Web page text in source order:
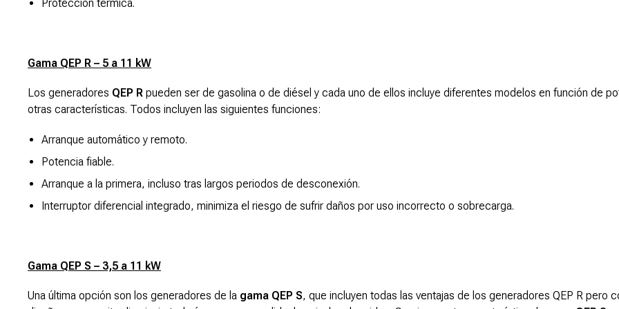
Protección térmica.
Gama QEP R – 5 a 11 kW
Los generadores QEP R pueden ser de gasolina o de diésel y cada uno de ellos incluye diferentes modelos en función de
otras características. Todos incluyen las siguientes funciones:
Arranque automático y remoto.
Potencia fiable.
Arranque a la primera, incluso tras largos periodos de desconexión.
Interruptor diferencial integrado, minimiza el riesgo de sufrir daños por uso incorrecto o sobrecarga.
Gama QEP S – 3,5 a 11 kW
Una última opción son los generadores de la gama QEP S, que incluyen todas las ventajas de los generadores QEP R pero